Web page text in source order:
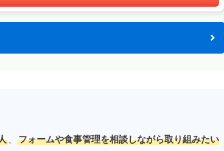
、
フォームや食事管理を相談しながら取り組みたい